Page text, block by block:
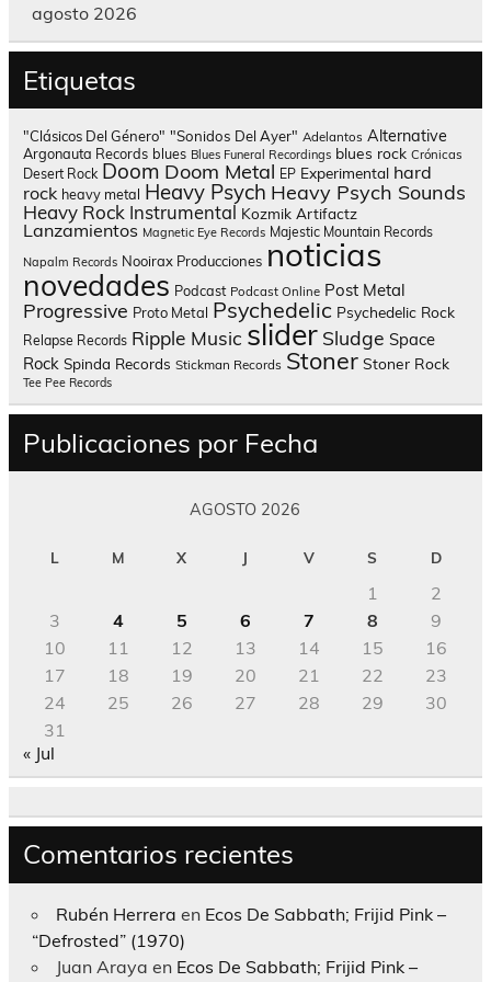
agosto 2026
Etiquetas
"Clásicos Del Género" "Sonidos Del Ayer" Adelantos Alternative
Argonauta Records blues Blues Funeral Recordings blues rock Crónicas
Desert Rock Doom Doom Metal EP Experimental hard
rock heavy metal Heavy Psych Heavy Psych Sounds
Heavy Rock Instrumental Kozmik Artifactz
Lanzamientos Magnetic Eye Records Majestic Mountain Records
Napalm Records Nooirax Producciones noticias
novedades Podcast Podcast Online Post Metal
Progressive Proto Metal Psychedelic Psychedelic Rock
Relapse Records Ripple Music slider Sludge Space
Rock Spinda Records Stickman Records Stoner Stoner Rock
Tee Pee Records
Publicaciones por Fecha
AGOSTO 2026
L M X J V S D
1
2
3
4 5 6 7 8
9
10
11 12 13 14 15
16
17
18 19 20 21 22
23
24
25 26 27 28 29
30
31
« Jul
Comentarios recientes
Rubén Herrera en Ecos De Sabbath; Frijid Pink –
“Defrosted” (1970)
Juan Araya en Ecos De Sabbath; Frijid Pink –